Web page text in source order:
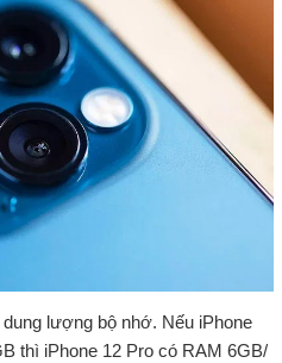
lượng bộ nhớ. Nếu iPhone
thì iPhone 12 Pro có RAM 6GB/